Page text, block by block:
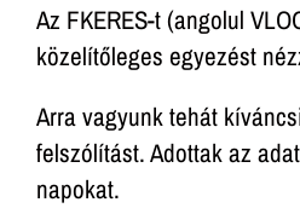
Az FKERES-t (angolul
közelítőleges egyezést
Arra vagyunk tehát
felszólítást. Adottak az
napokat.